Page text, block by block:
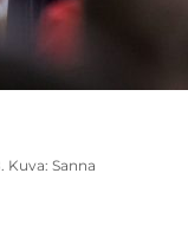
Kuva: Sanna